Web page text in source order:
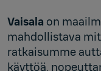
Vaisala on
mahdollistava
ratkaisumme
käyttöä,